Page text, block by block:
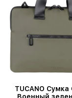
Макс.
Основной цвет
TUCANO Сумка